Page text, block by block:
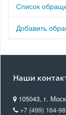
Список
Добавить
Наши
105043, г.
+7 (499) 164-